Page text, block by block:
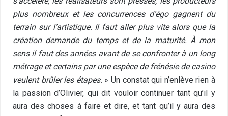
plus nombreux et les concurrences d’égo gagnent du
terrain sur l’artistique. Il faut aller plus vite alors que la
création demande du temps et de la maturité. À mon
sens il faut des années avant de se confronter à un long
métrage et certains par une espèce de frénésie de casino
veulent brûler les étapes. » Un constat qui n’enlève rien à
la passion d’Olivier, qui dit vouloir continuer tant qu’il y
aura des choses à faire et dire, et tant qu’il y aura des